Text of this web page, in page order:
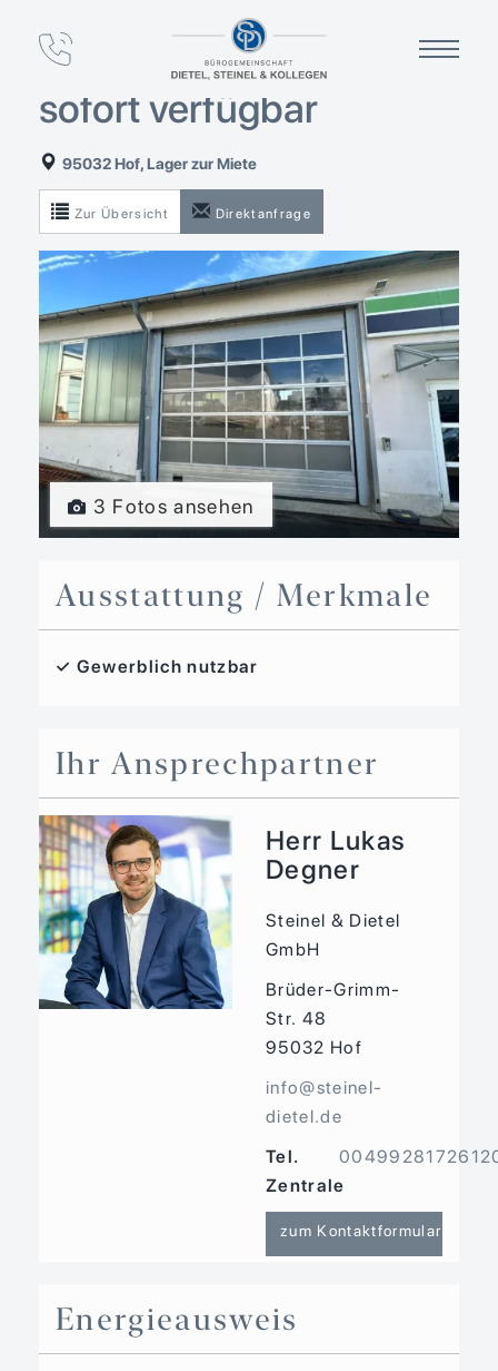
Lagerfläche mit Rolltor
in Hof – ca. 300 m² –
sofort verfügbar
95032 Hof, Lager zur Miete
Zur Übersicht Direktanfrage
3 Fotos ansehen
Ausstattung / Merkmale
✓ Gewerblich nutzbar
Ihr Ansprechpartner
Herr Lukas
Degner
Steinel & Dietel
GmbH
Brüder-Grimm-
Str. 48
95032 Hof
info@steinel-
dietel.de
Tel.
Zentrale
zum Kontaktformular
Energieausweis